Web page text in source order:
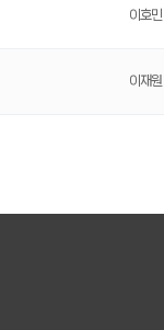
이호민
이재원